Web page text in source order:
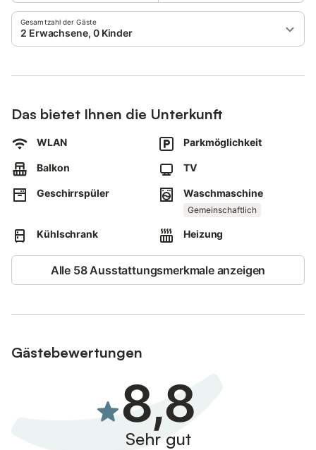
Gesamtzahl der Gäste
2 Erwachsene, 0 Kinder
Das bietet Ihnen die Unterkunft
WLAN Parkmöglichkeit
Balkon TV
Geschirrspüler Waschmaschine
Gemeinschaftlich
Kühlschrank Heizung
Alle 58 Ausstattungsmerkmale anzeigen
Gästebewertungen
8,8
Sehr gut